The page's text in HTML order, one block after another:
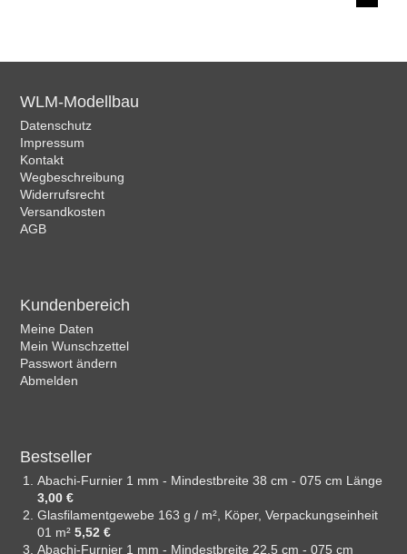
WLM-Modellbau
Datenschutz
Impressum
Kontakt
Wegbeschreibung
Widerrufsrecht
Versandkosten
AGB
Kundenbereich
Meine Daten
Mein Wunschzettel
Passwort ändern
Abmelden
Bestseller
Abachi-Furnier 1 mm - Mindestbreite 38 cm - 075 cm Länge
3,00 €
Glasfilamentgewebe 163 g / m², Köper, Verpackungseinheit
01 m²5,52 €
Abachi-Furnier 1 mm - Mindestbreite 22,5 cm - 075 cm